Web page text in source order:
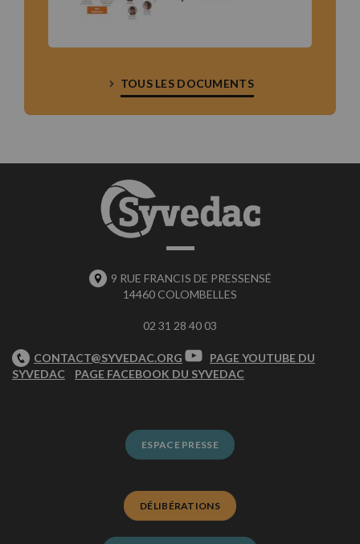
TOUS LES DOCUMENTS
9 RUE FRANCIS DE PRESSENSÉ
14460 COLOMBELLES
02 31 28 40 03
CONTACT@SYVEDAC.ORG
PAGE YOUTUBE DU
SYVEDAC
PAGE FACEBOOK DU SYVEDAC
ESPACE PRESSE
DÉLIBÉRATIONS